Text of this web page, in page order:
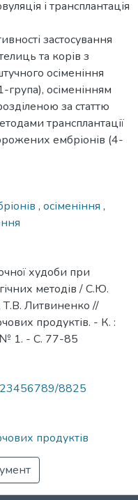
і трансплантація
застосування
та корів з
осіменіння
осіменінням
за статтю
трансплантації
ембріонів (4-
, осіменіння ,
худоби при
методів / С.Ю.
Литвиненко //
продуктів. - К. :
№ 1. - С. 77-85
8825
продуктів